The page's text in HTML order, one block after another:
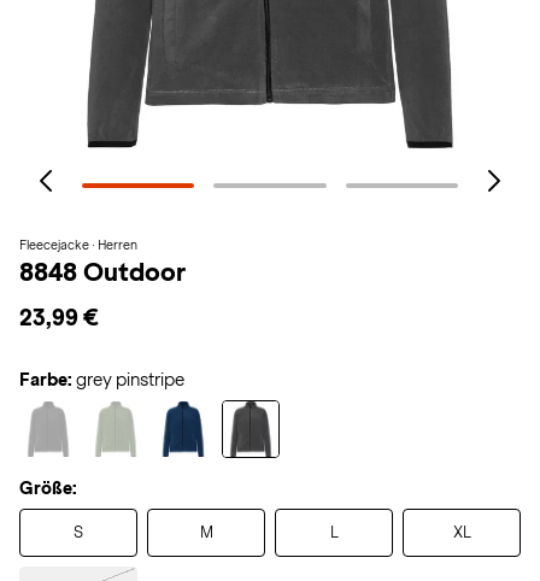
Fleecejacke · Herren
8848 Outdoor
23,99 €
Farbe: grey pinstripe
Größe:
S M L XL